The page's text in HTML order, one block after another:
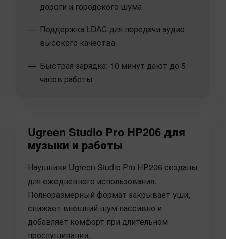
дороги и городского шума
Поддержка LDAC для передачи аудио
высокого качества
Быстрая зарядка: 10 минут дают до 5
часов работы
Ugreen Studio Pro HP206 для
музыки и работы
Наушники Ugreen Studio Pro HP206 созданы
для ежедневного использования.
Полноразмерный формат закрывает уши,
снижает внешний шум пассивно и
добавляет комфорт при длительном
прослушивании.